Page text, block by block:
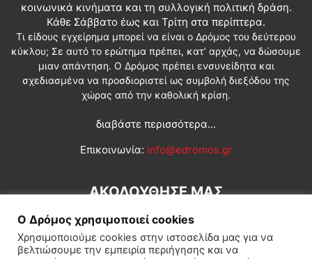
κοινωνικά κινήματα και τη συλλογική πολιτική δράση.
Κάθε Σάββατο έως και Τρίτη στα περίπτερα.
Τι είδους εγχείρημα μπορεί να είναι ο Δρόμος του δεύτερου
κύκλου; Σε αυτό το ερώτημα πρέπει, κατ’ αρχάς, να δώσουμε
μιαν απάντηση. Ο Δρόμος πρέπει ενσυνείδητα και
σχεδιασμένα να προσδιοριστεί ως συμβολή διεξόδου της
χώρας από την καθολική κρίση.
διαβάστε περισσότερα...
Επικοινωνία: info@edromos.gr
ΑΚΟΛΟΥΘΗΣΕ ΜΑΣ
Ο Δρόμος χρησιμοποιεί cookies
Χρησιμοποιούμε cookies στην ιστοσελίδα μας για να
βελτιώσουμε την εμπειρία περιήγησης και να